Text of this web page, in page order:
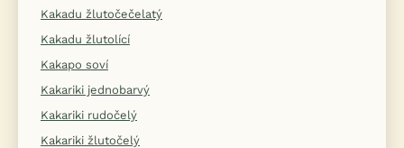
Kakadu žlutočečelatý
Kakadu žlutolící
Kakapo soví
Kakariki jednobarvý
Kakariki rudočelý
Kakariki žlutočelý